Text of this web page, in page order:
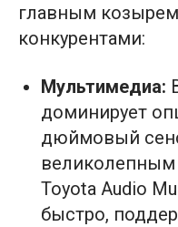
главным
конкурентами:
Мультимедиа:
доминирует
дюймовый
Toyota Audio
быстро,